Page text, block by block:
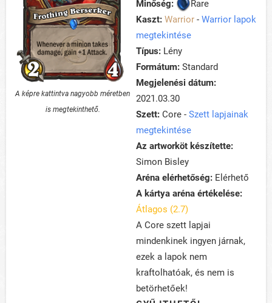
A képre kattintva nagyobb méretben
is megtekinthető.
Minőség:
Rare
Kaszt: Warrior - Warrior lapok
megtekintése
Típus: Lény
Formátum: Standard
Megjelenési dátum:
2021.03.30
Szett: Core - Szett lapjainak
megtekintése
Az artworköt készítette:
Simon Bisley
Aréna elérhetőség: Elérhető
A kártya aréna értékelése:
Átlagos (2.7)
A Core szett lapjai
mindenkinek ingyen járnak,
ezek a lapok nem
kraftolhatóak, és nem is
betörhetőek!